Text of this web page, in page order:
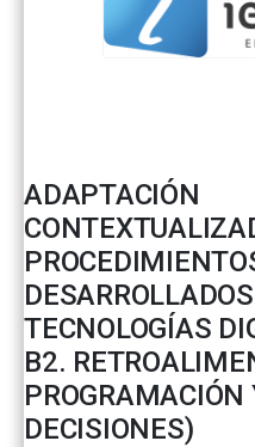
ADAPTACIÓN
TECNOLOGÍAS
B2.
PROGRAMACIÓN
DECISIONES)